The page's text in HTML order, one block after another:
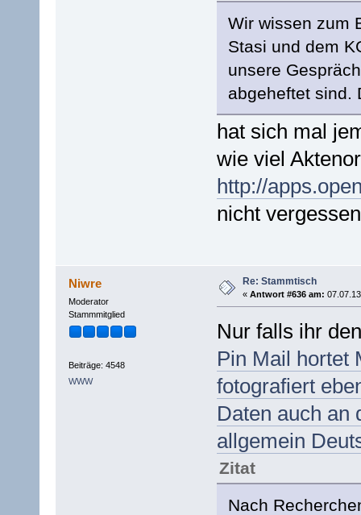
Wir wissen zum
Stasi und dem
unsere
abgeheftet sind.
hat sich mal
wie viel
http://
nicht
Niwre
Moderator
Stammmitglied
Beiträge: 4548
WWW
Re: Stammtisch
« Antwort #636 am:
Nur falls ihr
Pin Mail hortet
fotografiert
Daten auch an
allgemein
Zitat
Nach